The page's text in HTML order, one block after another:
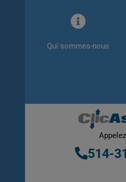
Qui sommes-nous
514-